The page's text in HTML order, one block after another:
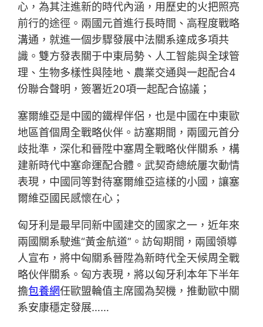
心，為其注進新的時代內涵，用歷史的火把照亮
前行的途徑。兩國元首進行長時間、高程度戰略
溝通，就進一個步驟發展中法關系達成多項共
識。雙方發表關于中東局勢、人工智能與全球管
理、生物多樣性與陸地、農業交通與一起配合4
份聯合聲明，簽署近20項一起配合協議；
塞爾維亞是中國的鐵桿伴侶，也是中國在中東歐
地區首個周全戰略伙伴。訪塞期間，兩國元首分
歧批準，深化和晉陞中塞周全戰略伙伴關系，構
建新時代中塞命運配合體。武契奇總統屢次動情
表現，中國同等對待塞爾維亞這樣的小國，讓塞
爾維亞國民感懷在心；
匈牙利是最早同新中國建交的國家之一，近年來
兩國關系駛進“黃金航道”。訪匈期間，兩國領導
人宣布，將中匈關系晉陞為新時代全天候周全戰
略伙伴關系。匈方表現，將以匈牙利本年下半年
擔包養網任歐盟輪值主席國為契機，推動歐中關
系安康穩定發展……